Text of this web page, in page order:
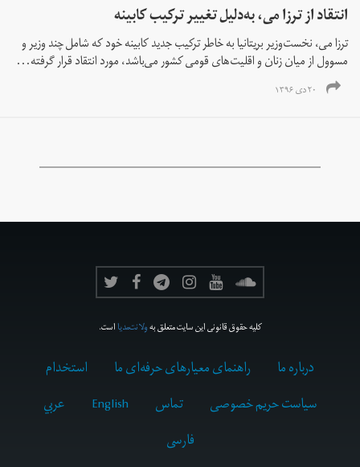
انتقاد از ترزا می، به‌دلیل تغییر ترکیب کابینه
ترزا می، نخست‌وزیر بریتانیا به خاطر ترکیب جدید کابینه خود که شامل چند وزیر و
مسوول از میان زنان و اقلیت‌های قومی کشور می‌باشد، مورد انتقاد قرار گرفته...
۲۰ دی ۱۳۹۶
کلیه حقوق قانونی این سایت متعلق بهولانت‌مدیااست.
درباره ما راهنمای معیارهای حرفه‌ای ما
استخدام
سیاست حریم خصوصی
تماس English
عربي
فارسى